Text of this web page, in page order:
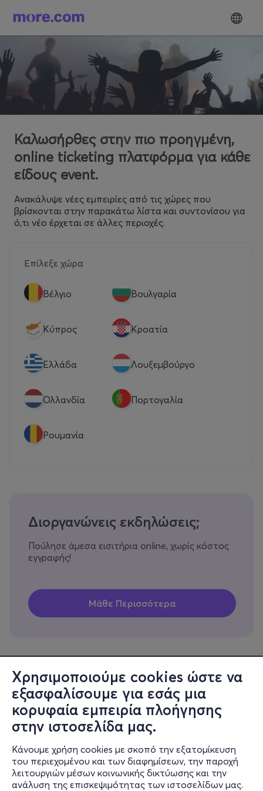
Χρησιμοποιούμε cookies ώστε να
εξασφαλίσουμε για εσάς μια
κορυφαία εμπειρία πλοήγησης
στην ιστοσελίδα μας.
Κάνουμε χρήση cookies με σκοπό την εξατομίκευση
του περιεχομένου και των διαφημίσεων, την παροχή
λειτουργιών μέσων κοινωνικής δικτύωσης και την
ανάλυση της επισκεψιμότητας των ιστοσελίδων μας.
Καλωσήρθες στην πιο προηγμένη,
online ticketing πλατφόρμα για κάθε
είδους event.
Ανακάλυψε νέες εμπειρίες από τις χώρες που
βρίσκονται στην παρακάτω λίστα και συντονίσου για
ό,τι νέο έρχεται σε άλλες περιοχές.
Επίλεξε χώρα
Βέλγιο Βουλγαρία
Κύπρος Κροατία
Eλλάδα Λουξεμβούργο
Ολλανδία Πορτογαλία
Ρουμανία
Διοργανώνεις εκδηλώσεις;
Πούλησε άμεσα εισιτήρια online, χωρίς κόστος
εγγραφής!
Πληροφορίες
Υποστήριξη
Stay Connected